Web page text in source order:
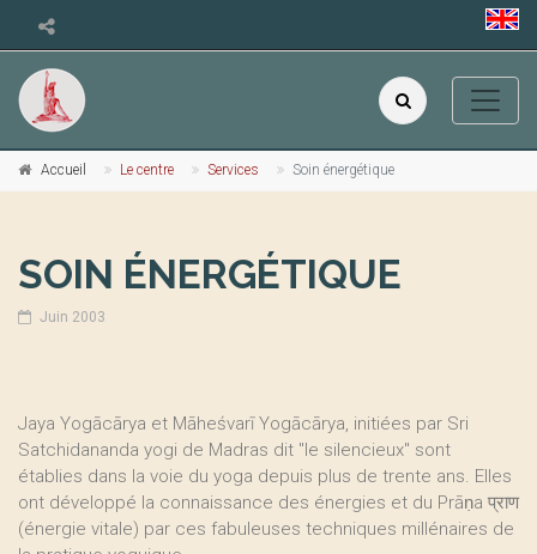
Accueil Le centre Services Soin énergétique
SOIN ÉNERGÉTIQUE
Juin 2003
Jaya Yogācārya et Māheśvarī Yogācārya, initiées par Sri
Satchidananda yogi de Madras dit "le silencieux" sont
établies dans la voie du yoga depuis plus de trente ans. Elles
ont développé la connaissance des énergies et du Prāṇa प्राण
(énergie vitale) par ces fabuleuses techniques millénaires de